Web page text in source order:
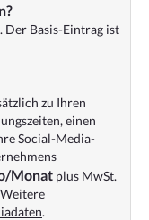
Der Basis-Eintrag ist
zu Ihren
einen
Social-Media-
Monat plus MwSt.
Weitere
.